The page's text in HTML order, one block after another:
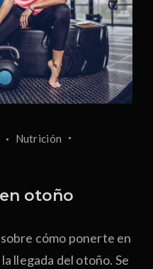
Nutrición
otoño
cómo ponerte en
llegada del otoño. Se